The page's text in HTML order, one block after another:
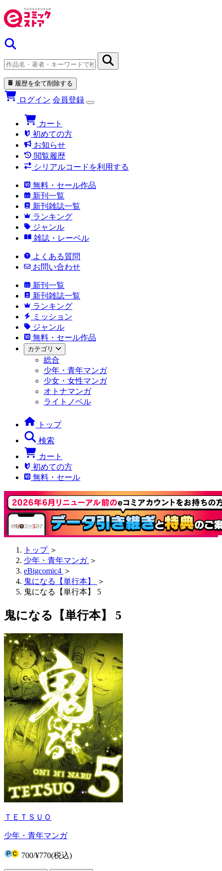
履歴を全て削除する
ログイン 会員登録
カート
初めての方
お知らせ
閲覧履歴
シリアルコードを利用する
無料・セール作品
新刊一覧
新刊雑誌一覧
ランキング
ジャンル
雑誌・レーベル
よくある質問
お問い合わせ
新刊一覧
新刊雑誌一覧
ランキング
ミッション
ジャンル
無料・セール作品
カテゴリ
総合
少年・青年マンガ
少女・女性マンガ
オトナマンガ
ライトノベル
トップ
検索
カート
初めての方
無料・セール
トップ ＞
少年・青年マンガ ＞
eBigcomic4 ＞
鬼になる【単行本】
＞
鬼になる【単行本】 5
鬼になる【単行本】 5
ＴＥＴＳＵＯ
少年・青年マンガ
700/¥770(税込)